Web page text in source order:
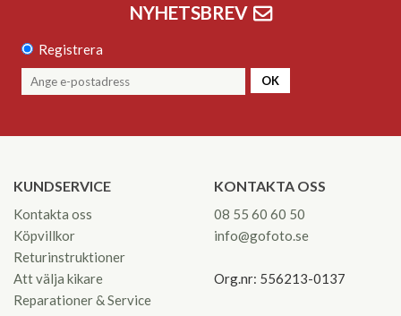
NYHETSBREV
Registrera
OK
KUNDSERVICE
Kontakta oss
Köpvillkor
Returinstruktioner
Att välja kikare
Reparationer & Service
KONTAKTA OSS
08 55 60 60 50
info@gofoto.se
Org.nr: 556213-0137